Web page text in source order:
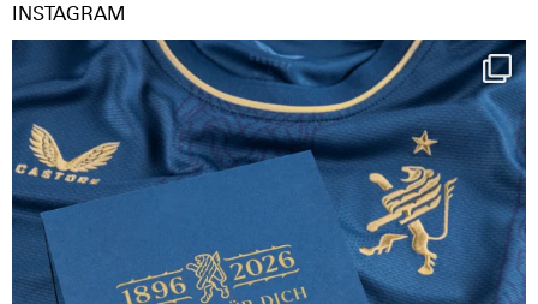
INSTAGRAM
Happy Birthday FCZ
130 years filled ...
126
3